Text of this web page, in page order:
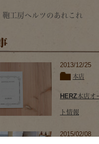
鞄工房ヘルツのあれこれ
2013/12/25
本店
HERZ本店オ
ト情報
2015/02/08